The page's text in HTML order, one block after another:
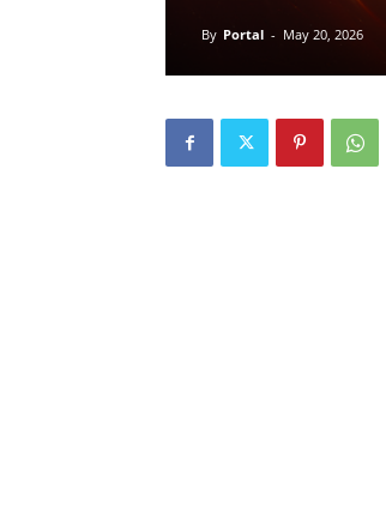
By Portal - May 20, 2026